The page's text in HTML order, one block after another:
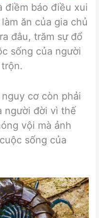
điềm báo điều xui
ăn của gia chủ
đâu, trăm sự đổ
sống của người
cơ còn phải
người đời vì thế
vội mà ảnh
sống của